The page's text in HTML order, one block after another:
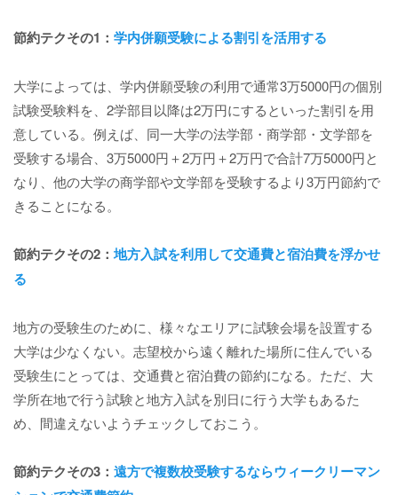
節約テクその1： 学内併願受験による割引を活用する
大学によっては、学内併願受験の利用で通常3万5000円の個別
試験受験料を、2学部目以降は2万円にするといった割引を用
意している。例えば、同一大学の法学部・商学部・文学部を
受験する場合、3万5000円＋2万円＋2万円で合計7万5000円と
なり、他の大学の商学部や文学部を受験するより3万円節約で
きることになる。
節約テクその2：地方入試を利用して交通費と宿泊費を浮かせ
る
地方の受験生のために、様々なエリアに試験会場を設置する
大学は少なくない。志望校から遠く離れた場所に住んでいる
受験生にとっては、交通費と宿泊費の節約になる。ただ、大
学所在地で行う試験と地方入試を別日に行う大学もあるた
め、間違えないようチェックしておこう。
節約テクその3： 遠方で複数校受験するならウィークリーマン